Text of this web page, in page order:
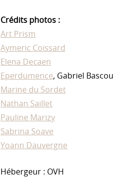
Crédits photos :
Art Prism
Aymeric Coissard
Elena Decaen
Eperdumence, Gabriel Bascou
Marine du Sordet
Nathan Saillet
Pauline Marizy
Sabrina Soave
Yoann Dauvergne
Hébergeur : OVH